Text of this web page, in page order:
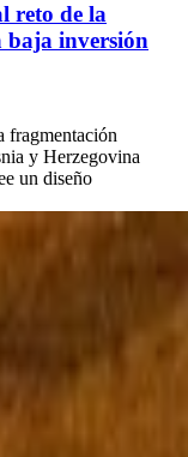
reto de la
baja inversión
fragmentación
y Herzegovina
un diseño